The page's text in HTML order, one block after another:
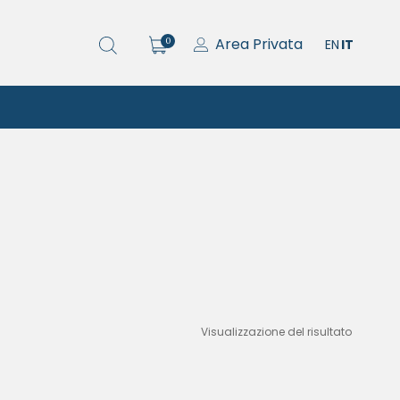
EN IT
Area Privata
0
Visualizzazione del risultato